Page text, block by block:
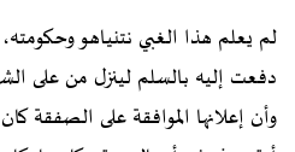
لم يعلم هذا الغبي نتنياهو
دفعت إليه بالسلم لينزل من على
وأن إعلانها الموافقة على الصفقة